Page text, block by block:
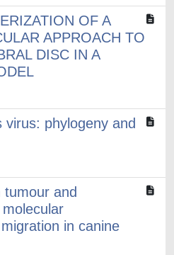
OF A
APPROACH TO
DISC IN A
phylogeny and
and
in canine